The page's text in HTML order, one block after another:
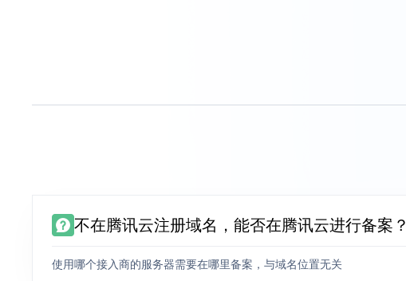
不在腾讯云注册域名，能否在腾讯云进行备案？
使用哪个接入商的服务器需要在哪里备案，与域名位置无关